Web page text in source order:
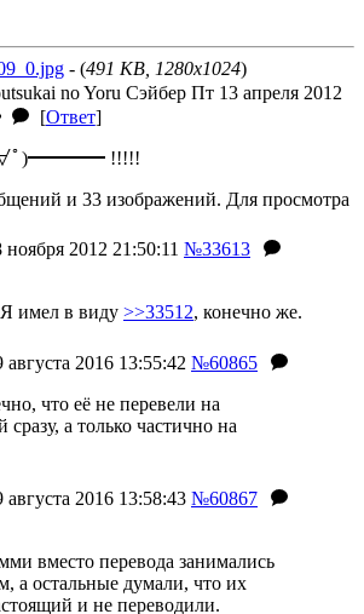
- (491 KB, 1280x1024)
no Yoru Сэйбер Пт 13 апреля 2012
[Ответ]
ﾟ)━━━━ !!!!!
и 33 изображений. Для просмотра
2012 21:50:11 №33613
имел в виду >>33512, конечно же.
2016 13:55:42 №60865
что её не перевели на
сразу, а только частично на
августа 2016 13:58:43 №60867
вместо перевода занимались
а остальные думали, что их
и не переводили.